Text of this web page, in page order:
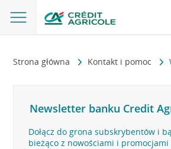
Strona główna Kontakt i pomoc
Newsletter banku Credit
Dołącz do grona subskrybentów i
bieżąco z nowościami i promocjami